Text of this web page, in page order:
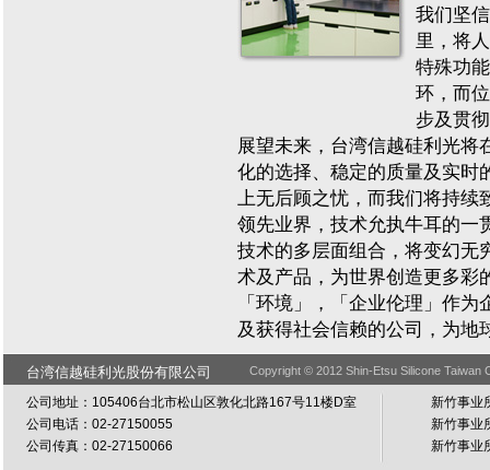
我们坚
里，将
特殊功
环，而
步及贯
展望未来，台湾信越硅利光将
化的选择、稳定的质量及实时
上无后顾之忧，而我们将持续
领先业界，技术允执牛耳的一
技术的多层面组合，将变幻无
术及产品，为世界创造更多彩
「环境」，「企业伦理」作
及获得社会信赖的公司，为地
台湾信越硅利光股份有限公司 Copyright © 2012 Shin-Etsu Silicone Taiwan
公司地址：105406台北市松山区敦化北路167号11楼D室
新竹事业
公司电话：02-27150055
新竹事业
公司传真：02-27150066
新竹事业